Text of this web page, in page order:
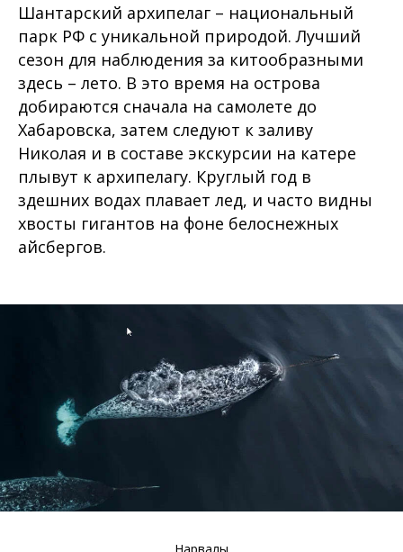
Шантарский архипелаг – национальный
парк РФ с уникальной природой. Лучший
сезон для наблюдения за китообразными
здесь – лето. В это время на острова
добираются сначала на самолете до
Хабаровска, затем следуют к заливу
Николая и в составе экскурсии на катере
плывут к архипелагу. Круглый год в
здешних водах плавает лед, и часто видны
хвосты гигантов на фоне белоснежных
айсбергов.